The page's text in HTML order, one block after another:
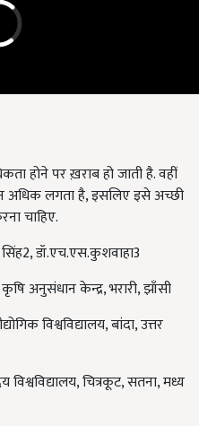
होने पर ख़राब हो जाती है. वहीं
लगता है, इसलिए इसे अच्छी
चाहिए.
सिंह2, डॉ.एच.एस.कुशवाहा3
अनुसंधान केन्द्र, भरारी, झाँसी
विश्वविद्यालय, बांदा, उत्तर
विश्वविद्यालय, चित्रकूट, सतना, मध्य